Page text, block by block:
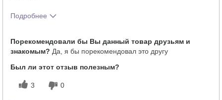
Подробнее
впечатления от аромата?
Насколько вам понравился аромат?
Порекомендовали бы Вы данный товар друзьям и
знакомым? Да, я бы порекомендовал это другу
Был ли этот отзыв полезным?
3 0